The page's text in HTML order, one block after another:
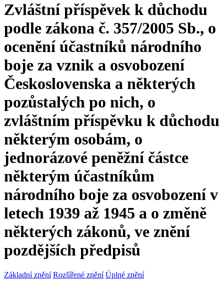
Zvláštní příspěvek k důchodu
podle zákona č. 357/2005 Sb., o
ocenění účastníků národního
boje za vznik a osvobození
Československa a některých
pozůstalých po nich, o
zvláštním příspěvku k důchodu
některým osobám, o
jednorázové peněžní částce
některým účastníkům
národního boje za osvobození v
letech 1939 až 1945 a o změně
některých zákonů, ve znění
pozdějších předpisů
Základní znění Rozšířené znění Úplné znění